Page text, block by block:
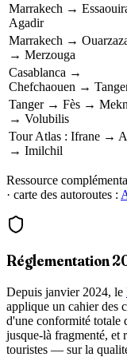
Marrakech →
Agadir
Marrakech →
→ Merzouga
Casablanca →
Chefchaouen →
Tanger → Fès →
→ Volubilis
Tour Atlas : Ifrane →
→ Imilchil
Ressource
· carte des autoroutes :
Réglementation
Depuis janvier 2024, le
applique un cahier des
d'une conformité totale
jusque-là fragmenté,
touristes — sur la